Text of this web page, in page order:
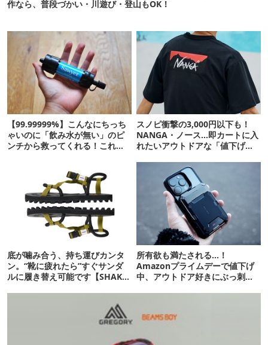
作なら、普段づかい・川遊び・登山もOK！
【99.99999%】こんなにちっち
ゃいのに「飲み水が無い」のピ
ンチから救ってくれる！これは
スノピ衝撃の3,000円以下も！
NANGA・ノース…即カートに入
れたいアウトドアな「値下げ夏
底が噛み合う、持ち運びカンタ
ン。“靴に疲れたら”すぐサンダ
ルに履き替え可能です【SHAKA
所有欲も満たされる…！
Amazonプライムデーで値下げ
中、アウトドア好きにぶっ刺さ